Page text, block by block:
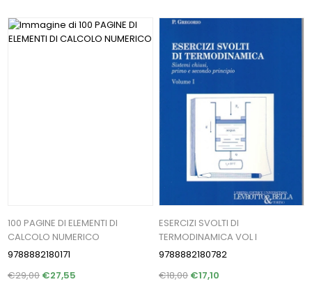
100 PAGINE DI ELEMENTI DI
CALCOLO NUMERICO
9788882180171
€29,00 €27,55
ESERCIZI SVOLTI DI
TERMODINAMICA VOL I
9788882180782
€18,00€17,10